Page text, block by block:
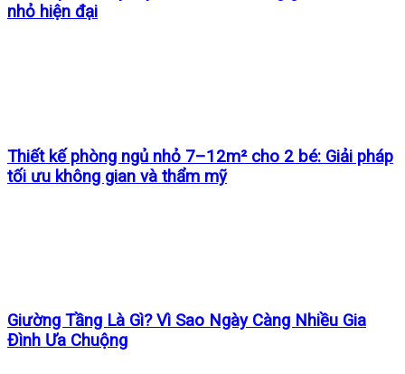
nhỏ hiện đại
Thiết kế phòng ngủ nhỏ 7–12m² cho 2 bé: Giải pháp
tối ưu không gian và thẩm mỹ
Giường Tầng Là Gì? Vì Sao Ngày Càng Nhiều Gia
Đình Ưa Chuộng